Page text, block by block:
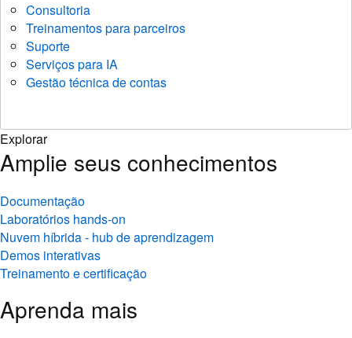
Consultoria
Treinamentos para parceiros
Suporte
Serviços para IA
Gestão técnica de contas
Explorar
Amplie seus conhecimentos
Documentação
Laboratórios hands-on
Nuvem híbrida - hub de aprendizagem
Demos interativas
Treinamento e certificação
Aprenda mais